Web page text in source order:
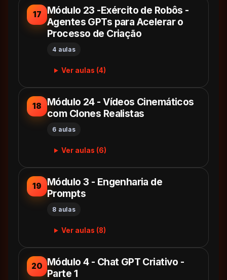
17
Módulo 23 -Exército de Robôs -
Agentes GPTs para Acelerar o
Processo de Criação
4 aulas
Ver aulas (4)
18
Módulo 24 - Vídeos Cinemáticos
com Clones Realistas
6 aulas
Ver aulas (6)
19
Módulo 3 - Engenharia de
Prompts
8 aulas
Ver aulas (8)
20 Módulo 4 - Chat GPT Criativo -
Parte 1